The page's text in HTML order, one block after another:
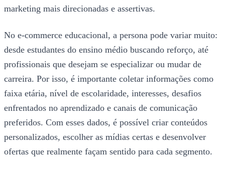
marketing mais direcionadas e assertivas.
No e-commerce educacional, a persona pode variar muito:
desde estudantes do ensino médio buscando reforço, até
profissionais que desejam se especializar ou mudar de
carreira. Por isso, é importante coletar informações como
faixa etária, nível de escolaridade, interesses, desafios
enfrentados no aprendizado e canais de comunicação
preferidos. Com esses dados, é possível criar conteúdos
personalizados, escolher as mídias certas e desenvolver
ofertas que realmente façam sentido para cada segmento.